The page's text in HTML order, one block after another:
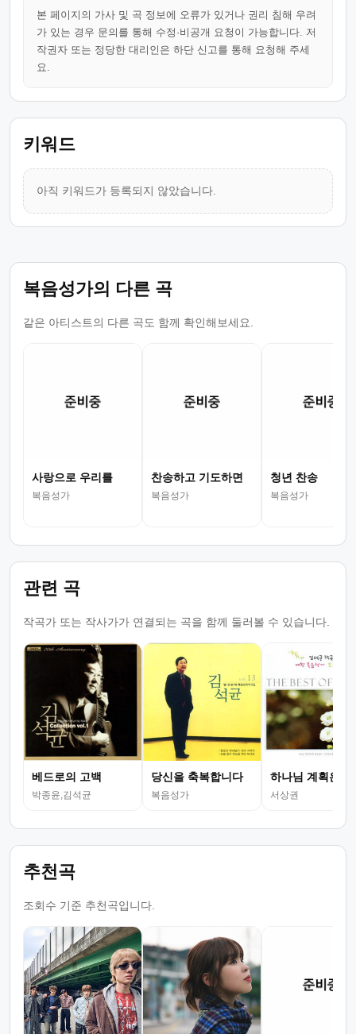
본 페이지의 가사 및 곡 정보에 오류가 있거나 권리 침해 우려
가 있는 경우 문의를 통해 수정·비공개 요청이 가능합니다. 저
작권자 또는 정당한 대리인은 하단 신고를 통해 요청해 주세
요.
키워드
아직 키워드가 등록되지 않았습니다.
복음성가의 다른 곡
같은 아티스트의 다른 곡도 함께 확인해보세요.
사랑으로 우리를
복음성가
찬송하고 기도하면
복음성가
청년 찬송
복음성가
관련 곡
작곡가 또는 작사가가 연결되는 곡을 함께 둘러볼 수 있습니다.
베드로의 고백
박종윤,김석균
당신을 축복합니다
복음성가
하나님 계획은
서상권
추천곡
조회수 기준 추천곡입니다.